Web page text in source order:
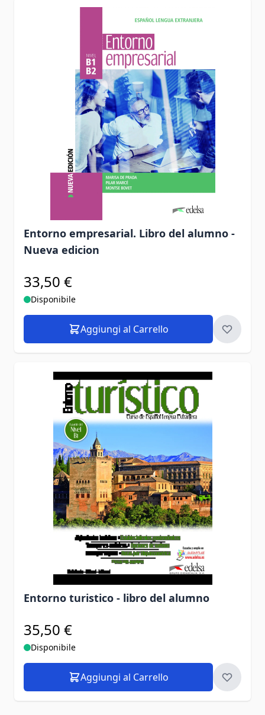
Entorno empresarial. Libro del alumno -
Nueva edicion
33,50 €
Disponibile
Aggiungi al Carrello
Entorno turistico - libro del alumno
35,50 €
Disponibile
Aggiungi al Carrello